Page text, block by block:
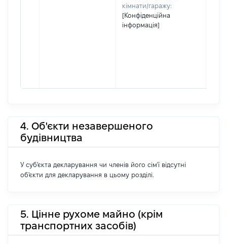
кімнати/гаражу:
[Конфіденційна
інформація]
4. Об'єкти незавершеного
будівництва
У суб'єкта декларування чи членів його сім'ї відсутні
об'єкти для декларування в цьому розділі.
5. Цінне рухоме майно (крім
транспортних засобів)